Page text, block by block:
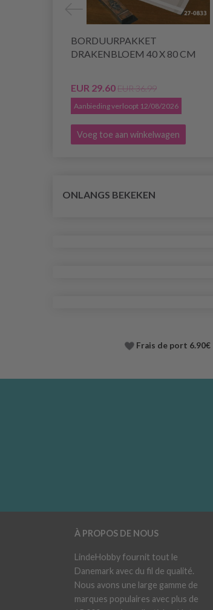
BORDUURPAKKET
DRAKENBLOEM 40 X 80 CM
EUR 29.60EUR 36.99
Aanbieding verloopt 12/08/2026
Voeg toe aan winkelwagen
ONLANGS BEKEKEN
Frais de port 6.90€
À PROPOS DE NOUS
LindeHobby fournit tout le
Danemark avec du fil de qualité.
Nous avons une large gamme de
marques populaires avec plus de